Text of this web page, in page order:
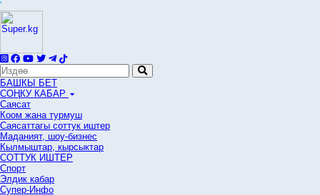
'
БАШКЫ БЕТ
СОҢКУ КАБАР
Саясат
Коом жана турмуш
Саясаттагы соттук иштер
Маданият, шоу-бизнес
Кылмыштар, кырсыктар
СОТТУК ИШТЕР
Спорт
Элдик кабар
Супер-Инфо